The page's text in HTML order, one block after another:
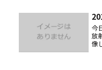
今
放
像